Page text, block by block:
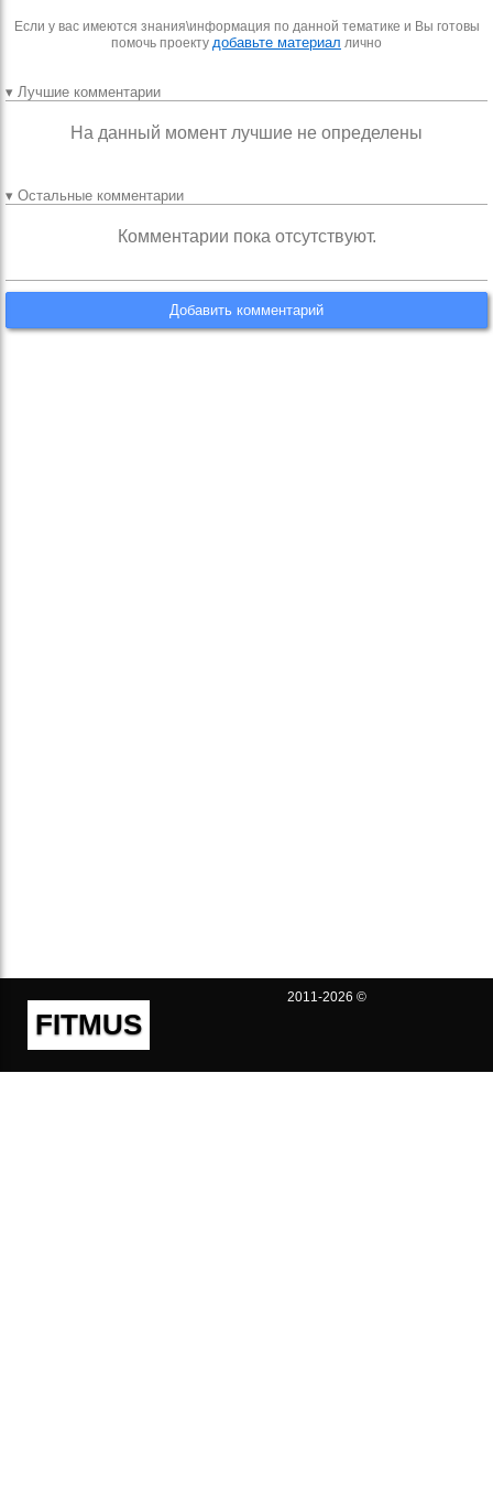
Если у вас имеются знания\информация по данной тематике и Вы готовы
помочь проекту добавьте материал лично
▾ Лучшие комментарии
На данный момент лучшие не определены
▾ Остальные комментарии
Комментарии пока отсутствуют.
Добавить комментарий
FITMUS
2011-2026 ©